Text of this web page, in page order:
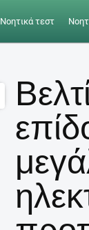
Νοητικά τεστ